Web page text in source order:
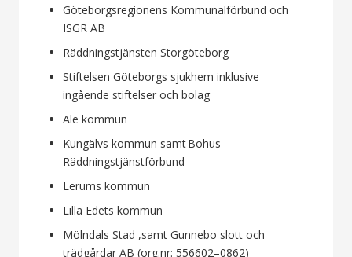
Göteborgsregionens Kommunalförbund och
ISGR AB
Räddningstjänsten Storgöteborg
Stiftelsen Göteborgs sjukhem inklusive
ingående stiftelser och bolag
Ale kommun
Kungälvs kommun samt Bohus
Räddningstjänstförbund
Lerums kommun
Lilla Edets kommun
Mölndals Stad ,samt Gunnebo slott och
trädgårdar AB (org.nr: 556602–0862)